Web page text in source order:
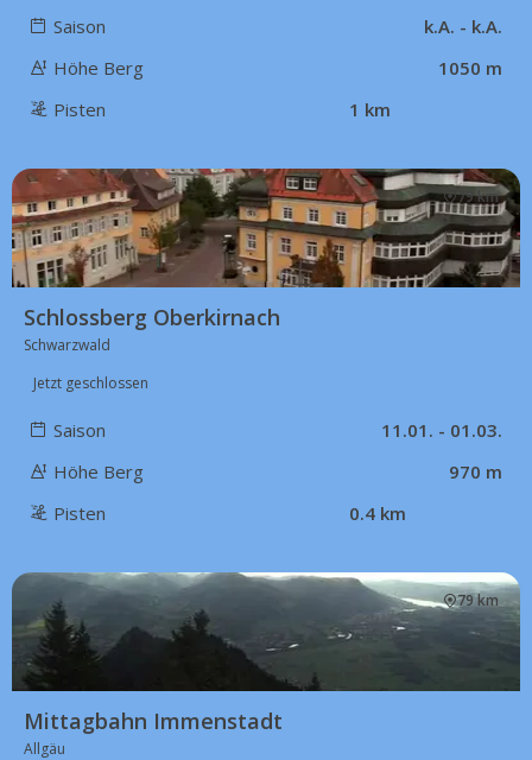
Saison
k.A. - k.A.
Höhe Berg
1050 m
Pisten
1 km
79 km
Schlossberg Oberkirnach
Schwarzwald
Jetzt geschlossen
Saison
11.01. - 01.03.
Höhe Berg
970 m
Pisten
0.4 km
79 km
Mittagbahn Immenstadt
Allgäu